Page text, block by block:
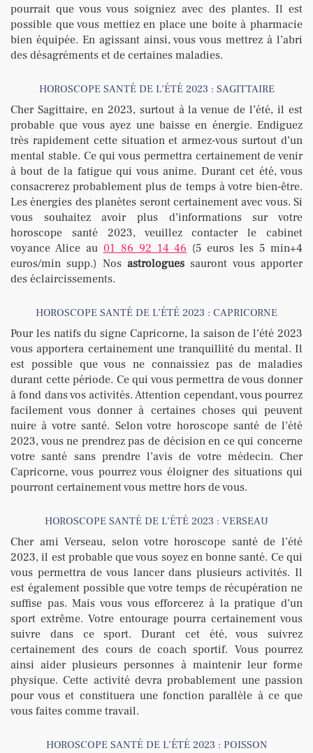
pourrait que vous vous soigniez avec des plantes. Il est
possible que vous mettiez en place une boite à pharmacie
bien équipée. En agissant ainsi, vous vous mettrez à l’abri
des désagréments et de certaines maladies.
HOROSCOPE SANTÉ DE L’ÉTÉ 2023 : SAGITTAIRE
Cher Sagittaire, en 2023, surtout à la venue de l’été, il est
probable que vous ayez une baisse en énergie. Endiguez
très rapidement cette situation et armez-vous surtout d’un
mental stable. Ce qui vous permettra certainement de venir
à bout de la fatigue qui vous anime. Durant cet été, vous
consacrerez probablement plus de temps à votre bien-être.
Les énergies des planètes seront certainement avec vous. Si
vous souhaitez avoir plus d’informations sur votre
horoscope santé 2023, veuillez contacter le cabinet
voyance Alice au 01 86 92 14 46 (5 euros les 5 min+4
euros/min supp.) Nos astrologues sauront vous apporter
des éclaircissements.
HOROSCOPE SANTÉ DE L’ÉTÉ 2023 : CAPRICORNE
Pour les natifs du signe Capricorne, la saison de l’été 2023
vous apportera certainement une tranquillité du mental. Il
est possible que vous ne connaissiez pas de maladies
durant cette période. Ce qui vous permettra de vous donner
à fond dans vos activités. Attention cependant, vous pourrez
facilement vous donner à certaines choses qui peuvent
nuire à votre santé. Selon votre horoscope santé de l’été
2023, vous ne prendrez pas de décision en ce qui concerne
votre santé sans prendre l’avis de votre médecin. Cher
Capricorne, vous pourrez vous éloigner des situations qui
pourront certainement vous mettre hors de vous.
HOROSCOPE SANTÉ DE L’ÉTÉ 2023 : VERSEAU
Cher ami Verseau, selon votre horoscope santé de l’été
2023, il est probable que vous soyez en bonne santé. Ce qui
vous permettra de vous lancer dans plusieurs activités. Il
est également possible que votre temps de récupération ne
suffise pas. Mais vous vous efforcerez à la pratique d’un
sport extrême. Votre entourage pourra certainement vous
suivre dans ce sport. Durant cet été, vous suivrez
certainement des cours de coach sportif. Vous pourrez
ainsi aider plusieurs personnes à maintenir leur forme
physique. Cette activité devra probablement une passion
pour vous et constituera une fonction parallèle à ce que
vous faites comme travail.
HOROSCOPE SANTÉ DE L’ÉTÉ 2023 : POISSON